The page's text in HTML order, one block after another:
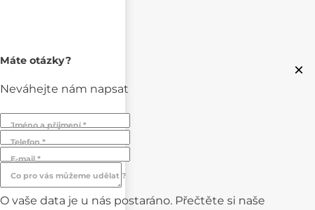
×
Máte otázky?
Neváhejte nám napsat
Jméno a příjmení *
Telefon *
E-mail *
Co pro vás můžeme udělat ?
O vaše data je u nás postaráno. Přečtěte si naše